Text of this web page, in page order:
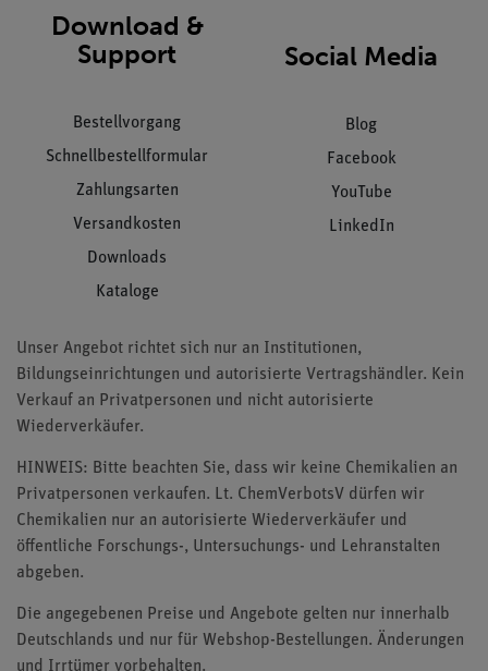
Download &
Support
Bestellvorgang
Schnellbestellformular
Zahlungsarten
Versandkosten
Downloads
Kataloge
Social Media
Blog
Facebook
YouTube
LinkedIn
Unser Angebot richtet sich nur an Institutionen,
Bildungseinrichtungen und autorisierte Vertragshändler. Kein
Verkauf an Privatpersonen und nicht autorisierte
Wiederverkäufer.
HINWEIS: Bitte beachten Sie, dass wir keine Chemikalien an
Privatpersonen verkaufen. Lt. ChemVerbotsV dürfen wir
Chemikalien nur an autorisierte Wiederverkäufer und
öffentliche Forschungs-, Untersuchungs- und Lehranstalten
abgeben.
Die angegebenen Preise und Angebote gelten nur innerhalb
Deutschlands und nur für Webshop-Bestellungen. Änderungen
und Irrtümer vorbehalten.